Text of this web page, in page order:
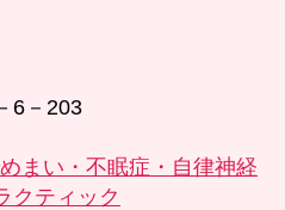
6－203
まい・不眠症・自律神経
クティック